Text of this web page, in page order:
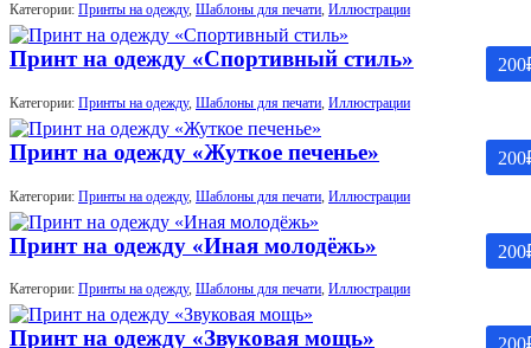
Категории: Принты на одежду, Шаблоны для печати, Иллюстрации
200
Принт на одежду «Спортивный стиль»
Категории: Принты на одежду, Шаблоны для печати, Иллюстрации
200
Принт на одежду «Жуткое печенье»
Категории: Принты на одежду, Шаблоны для печати Иллюстрации
200
Принт на одежду «Иная молодёжь»
Категории: Принты на одежду, Шаблоны для печати, Иллюстрации
Принт на одежду «Звуковая мощь»